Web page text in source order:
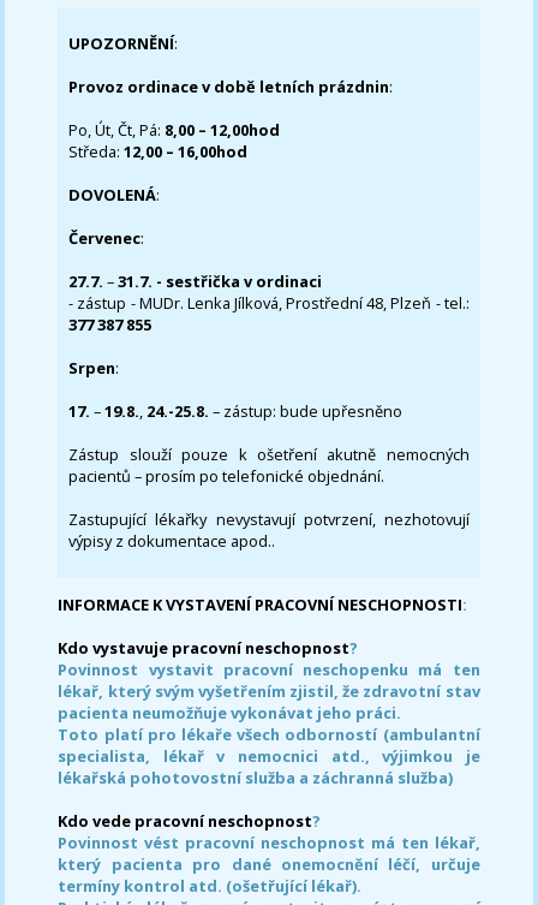
UPOZORNĚNÍ:
Provoz ordinace v době letních prázdnin:
Po, Út, Čt, Pá: 8,00 – 12,00hod
Středa:12,00 – 16,00hod
DOVOLENÁ:
Červenec:
27.7.–31.7. - sestřička v ordinaci
- zástup - MUDr. Lenka Jílková, Prostřední 48, Plzeň - tel.:
377 387 855
Srpen:
17. –19.8., 24.-25.8. – zástup: bude upřesněno
Zástup slouží pouze k ošetření akutně nemocných
pacientů – prosím po telefonické objednání.
Zastupující lékařky nevystavují potvrzení, nezhotovují
výpisy z dokumentace apod..
INFORMACE K VYSTAVENÍ PRACOVNÍ NESCHOPNOSTI:
Kdo vystavuje pracovní neschopnost?
Povinnost vystavit pracovní neschopenku má ten
lékař, který svým vyšetřením zjistil, že zdravotní stav
pacienta neumožňuje vykonávat jeho práci.
Toto platí pro lékaře všech odborností (ambulantní
specialista, lékař v nemocnici atd., výjimkou je
lékařská pohotovostní služba a záchranná služba)
Kdo vede pracovní neschopnost?
Povinnost vést pracovní neschopnost má ten lékař,
který pacienta pro dané onemocnění léčí, určuje
termíny kontrol atd. (ošetřující lékař).